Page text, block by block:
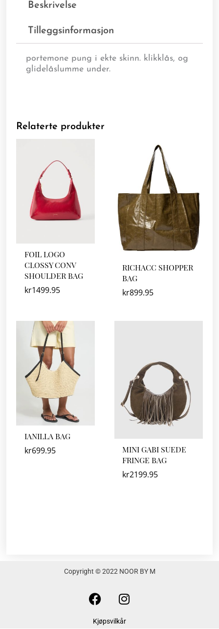
Beskrivelse
Tilleggsinformasjon
portemone pung i ekte skinn. klikklås, og
glidelåslumme under.
Relaterte produkter
FOIL LOGO
CLOSSY CONV
SHOULDER BAG
kr1499.95
RICHACC SHOPPER
BAG
kr899.95
IANILLA BAG
kr699.95
MINI GABI SUEDE
FRINGE BAG
kr2199.95
Copyright © 2022 NOOR BY M
F
a
c
I
n
s
Kjøpsvilkår